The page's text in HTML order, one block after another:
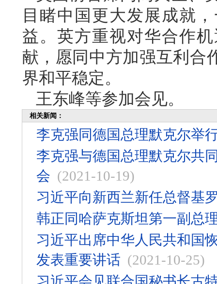
目睹中国更大发展成就
益。英方重视对华合作
献，愿同中方加强互利合
界和平稳定。
王东峰等参加会见。
相关新闻：
李克强同德国总理默克尔举
李克强与德国总理默克尔共
会 (2021-10-19)
习近平向新西兰新任总督基
韩正同哈萨克斯坦第一副总
习近平出席中华人民共和国
发表重要讲话 (2021-10-25)